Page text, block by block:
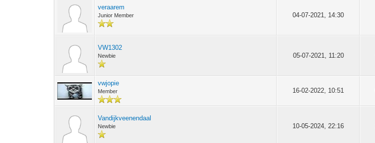
veraarem
Junior Member 04-07-2021, 14:30
VW1302
Newbie 05-07-2021, 11:20
vwjopie
Member 16-02-2022, 10:51
Vandijkveenendaal
Newbie 10-05-2024, 22:16